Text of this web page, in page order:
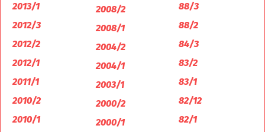
2013/1
2012/3
2012/2
2012/1
2011/1
2010/2
2010/1
2008/2
2008/1
2004/2
2004/1
2003/1
2000/2
2000/1
88/3
88/2
84/3
83/2
83/1
82/12
82/1